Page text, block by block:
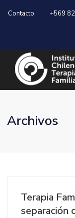
Contacto +569
Archivos
Terapia
separación